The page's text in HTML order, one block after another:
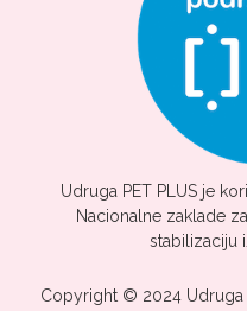
Udruga PET PLUS je
Nacionalne zaklade
stabilizaciju
Copyright © 2024 Udruga